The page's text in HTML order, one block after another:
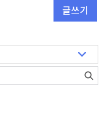
글쓰기